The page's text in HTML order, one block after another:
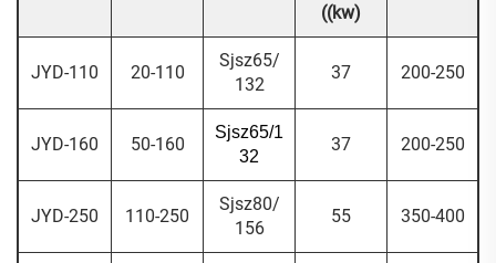
((kw)
JYD-110 20-110
Sjsz65/
132
37 200-250
JYD-160 50-160
Sjsz65/1
32
37 200-250
JYD-250 110-250
Sjsz80/
156
55 350-400